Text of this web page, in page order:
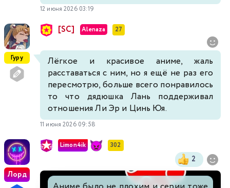
12 июня 2026 03:19
Гуру
[SC] Alenaza 27
Лёгкое и красивое аниме, жаль
расставаться с ним, но я ещё не раз его
пересмотрю, больше всего понравилось
то что дядюшка Лань поддерживал
отношения Ли Эр и Цинь Юя.
11 июня 2026 09:58
Лорд
Limon4ik 302
2